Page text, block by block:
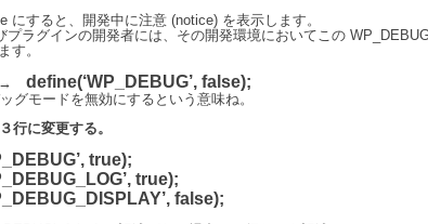
にすると、開発中に注意 (notice) を表示します。
プラグインの開発者には、その開発環境においてこの
す。
→ define(‘WP_DEBUG’, false);
グモードを無効にするという意味ね。
変更する。
true);
true);
false);